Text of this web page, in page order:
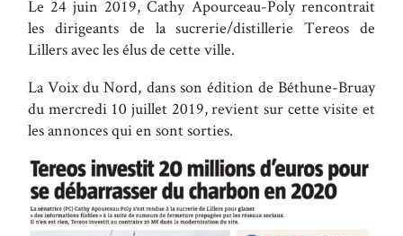
Le 24 juin 2019, Cathy Apourceau-Poly rencontrait
les dirigeants de la sucrerie/distillerie Tereos de
Lillers avec les élus de cette ville.
La Voix du Nord, dans son édition de Béthune-Bruay
du mercredi 10 juillet 2019, revient sur cette visite et
les annonces qui en sont sorties.